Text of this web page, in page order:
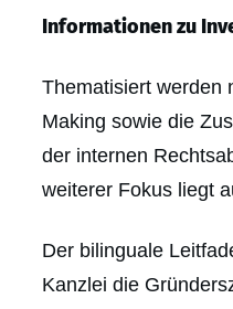
Informationen zu
Thematisiert werden
Making sowie die
der internen
weiterer Fokus liegt
Der bilinguale
Kanzlei die